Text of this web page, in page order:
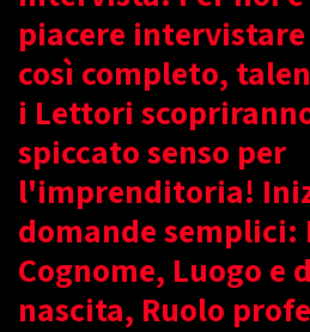
piacere
così completo,
i Lettori
spiccato senso per
l'imprenditoria!
domande semplici:
Cognome, Luogo e
nascita, Ruolo